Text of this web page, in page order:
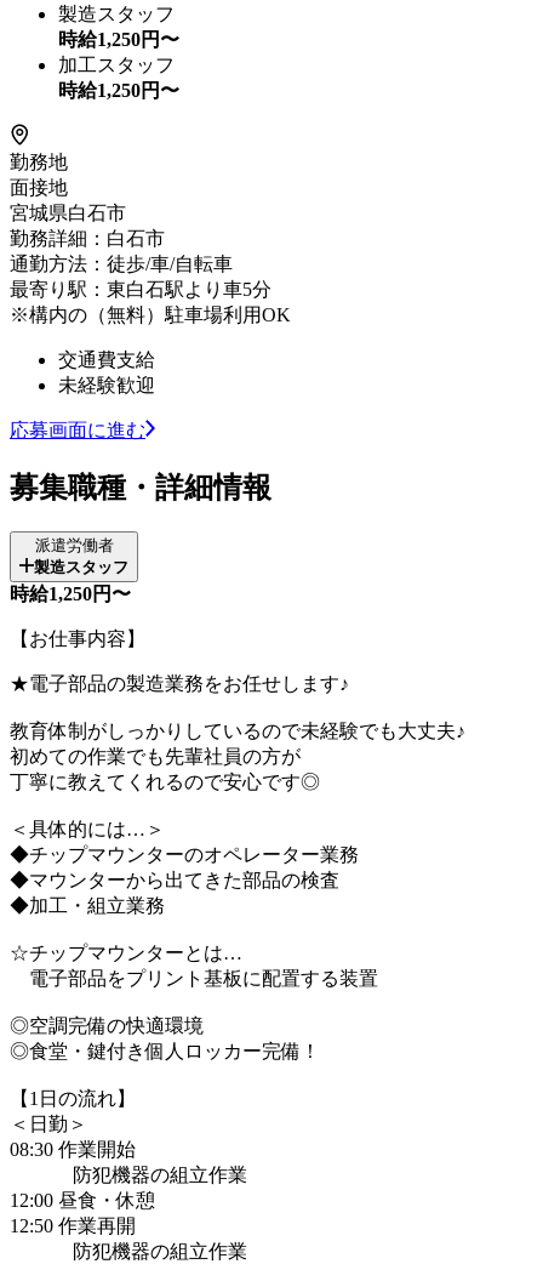
製造スタッフ
時給1,250円〜
加工スタッフ
時給1,250円〜
勤務地
面接地
宮城県白石市
勤務詳細：白石市
通勤方法：徒歩/車/自転車
最寄り駅：東白石駅より車5分
※構内の（無料）駐車場利用OK
交通費支給
未経験歓迎
応募画面に進む
募集職種・詳細情報
派遣労働者
製造スタッフ
時給1,250円〜
【お仕事内容】
★電子部品の製造業務をお任せします♪
教育体制がしっかりしているので未経験でも大丈夫♪
初めての作業でも先輩社員の方が
丁寧に教えてくれるので安心です◎
＜具体的には…＞
◆チップマウンターのオペレーター業務
◆マウンターから出てきた部品の検査
◆加工・組立業務
☆チップマウンターとは…
電子部品をプリント基板に配置する装置
◎空調完備の快適環境
◎食堂・鍵付き個人ロッカー完備！
【1日の流れ】
＜日勤＞
08:30 作業開始
防犯機器の組立作業
12:00 昼食・休憩
12:50 作業再開
防犯機器の組立作業